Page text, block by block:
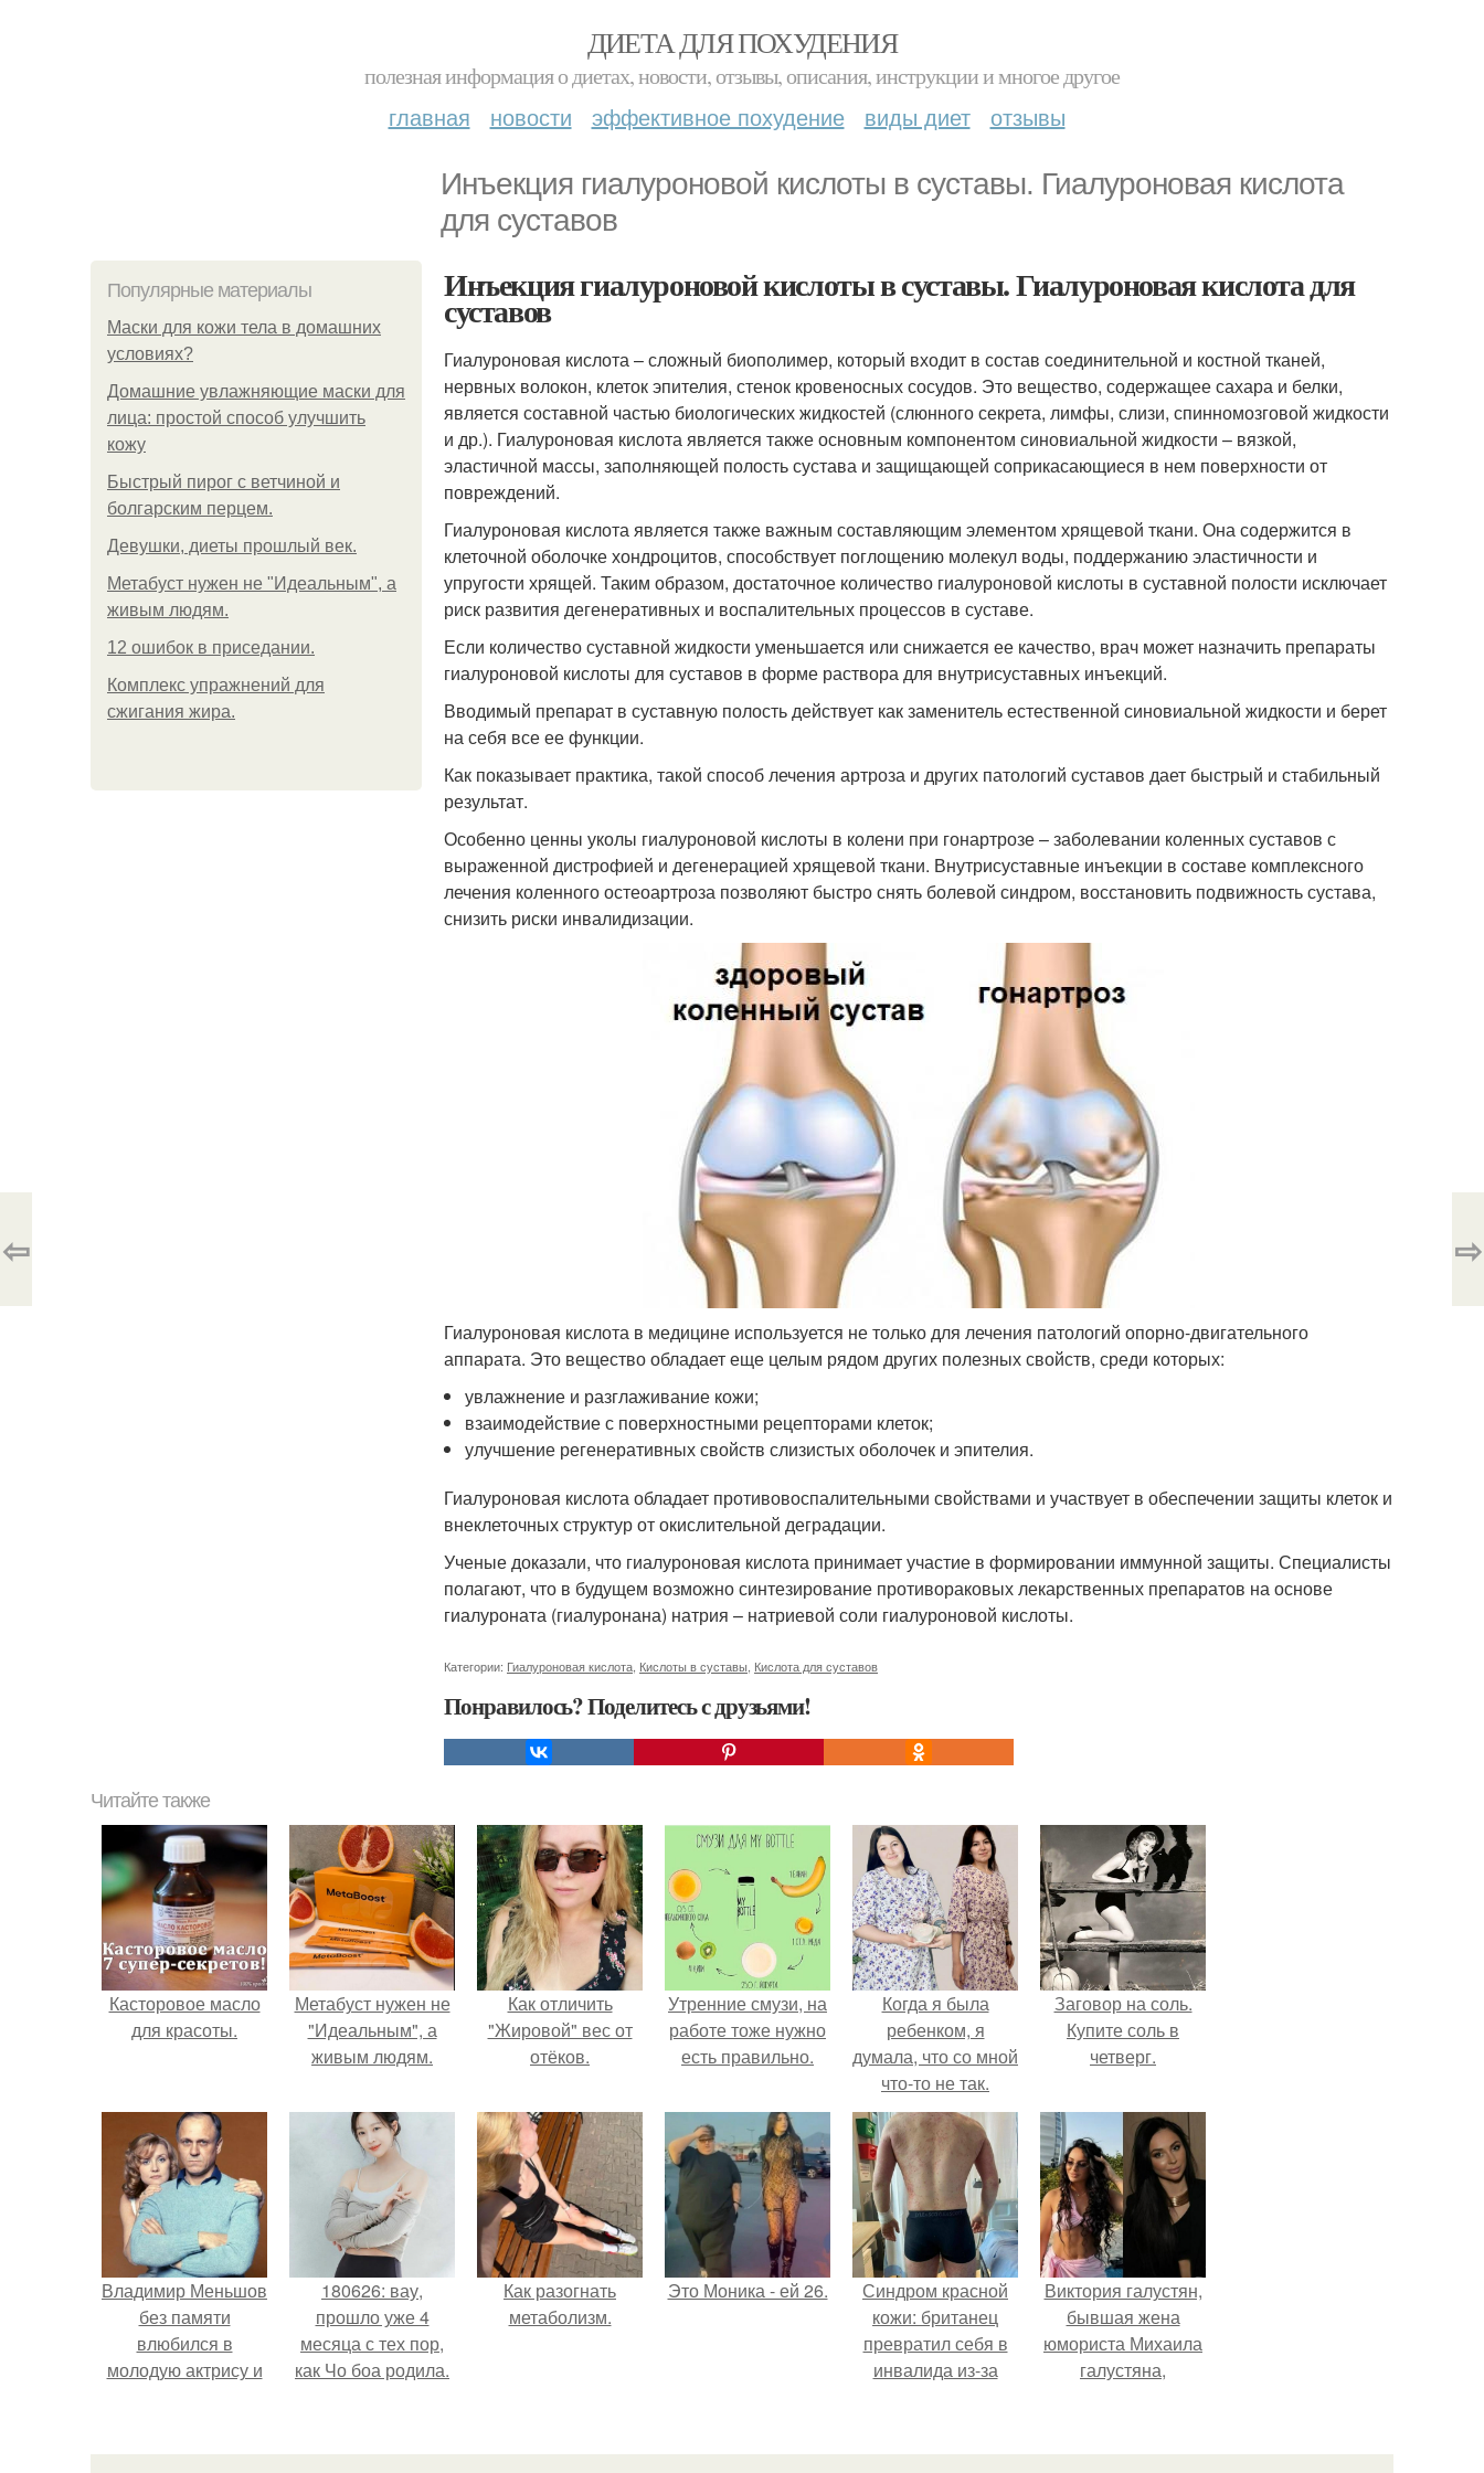
ДИЕТА ДЛЯ ПОХУДЕНИЯ
полезная информация о диетах, новости, отзывы, описания, инструкции и многое другое
главная новости эффективное похудение виды диет отзывы
Инъекция гиалуроновой кислоты в суставы. Гиалуроновая кислота
для суставов
Популярные материалы
Маски для кожи тела в домашних
условиях?
Домашние увлажняющие маски для
лица: простой способ улучшить
кожу
Быстрый пирог с ветчиной и
болгарским перцем.
Девушки, диеты прошлый век.
Метабуст нужен не "Идеальным", а
живым людям.
12 ошибок в приседании.
Комплекс упражнений для
сжигания жира.
Инъекция гиалуроновой кислоты в суставы. Гиалуроновая кислота для
суставов
Гиалуроновая кислота – сложный биополимер, который входит в состав соединительной и костной тканей,
нервных волокон, клеток эпителия, стенок кровеносных сосудов. Это вещество, содержащее сахара и белки,
является составной частью биологических жидкостей (слюнного секрета, лимфы, слизи, спинномозговой жидкости
и др.). Гиалуроновая кислота является также основным компонентом синовиальной жидкости – вязкой,
эластичной массы, заполняющей полость сустава и защищающей соприкасающиеся в нем поверхности от
повреждений.
Гиалуроновая кислота является также важным составляющим элементом хрящевой ткани. Она содержится в
клеточной оболочке хондроцитов, способствует поглощению молекул воды, поддержанию эластичности и
упругости хрящей. Таким образом, достаточное количество гиалуроновой кислоты в суставной полости исключает
риск развития дегенеративных и воспалительных процессов в суставе.
Если количество суставной жидкости уменьшается или снижается ее качество, врач может назначить препараты
гиалуроновой кислоты для суставов в форме раствора для внутрисуставных инъекций.
Вводимый препарат в суставную полость действует как заменитель естественной синовиальной жидкости и берет
на себя все ее функции.
Как показывает практика, такой способ лечения артроза и других патологий суставов дает быстрый и стабильный
результат.
Особенно ценны уколы гиалуроновой кислоты в колени при гонартрозе – заболевании коленных суставов с
выраженной дистрофией и дегенерацией хрящевой ткани. Внутрисуставные инъекции в составе комплексного
лечения коленного остеоартроза позволяют быстро снять болевой синдром, восстановить подвижность сустава,
снизить риски инвалидизации.
Гиалуроновая кислота в медицине используется не только для лечения патологий опорно-двигательного
аппарата. Это вещество обладает еще целым рядом других полезных свойств, среди которых:
увлажнение и разглаживание кожи;
взаимодействие с поверхностными рецепторами клеток;
улучшение регенеративных свойств слизистых оболочек и эпителия.
Гиалуроновая кислота обладает противовоспалительными свойствами и участвует в обеспечении защиты клеток и
внеклеточных структур от окислительной деградации.
Ученые доказали, что гиалуроновая кислота принимает участие в формировании иммунной защиты. Специалисты
полагают, что в будущем возможно синтезирование противораковых лекарственных препаратов на основе
гиалуроната (гиалуронана) натрия – натриевой соли гиалуроновой кислоты.
Категории: Гиалуроновая кислота Кислоты в суставы Кислота для суставов
Понравилось? Поделитесь с друзьями!
⇦ ⇨
Читайте также
Касторовое масло
для красоты.
Метабуст нужен не
"Идеальным", а
живым людям.
Как отличить
"Жировой" вес от
отёков.
Утренние смузи, на
работе тоже нужно
есть правильно.
Когда я была
ребенком, я
думала, что со мной
что-то не так.
Заговор на соль.
Купите соль в
четверг.
Владимир Меньшов
без памяти
влюбился в
молодую актрису и
неё.
180626: вау,
прошло уже 4
месяца с тех пор,
как Чо боа родила.
Как разогнать
метаболизм.
Это Моника - ей 26.
Синдром красной
кожи: британец
превратил себя в
инвалида из-за
мази.
Виктория галустян,
бывшая жена
юмориста Михаила
галустяна,
последствиях